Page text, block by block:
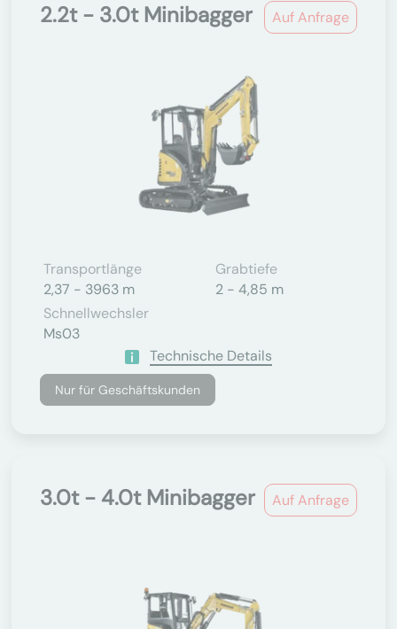
Auf Anfrage
2.2t - 3.0t Minibagger
Transportlänge
2,37 - 3963 m
Grabtiefe
2 - 4,85 m
Schnellwechsler
Ms03
Technische Details
Nur für Geschäftskunden
Auf Anfrage
3.0t - 4.0t Minibagger